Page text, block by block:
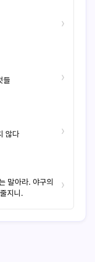
›
들 ›
않다 ›
말아라. 야구의
지니.
›